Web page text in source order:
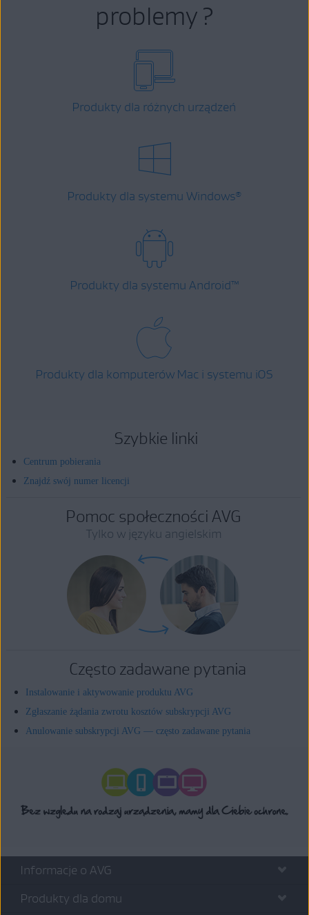
problemy ?
Produkty dla różnych urządzeń
Produkty dla systemu Windows®
Produkty dla systemu Android™
Produkty dla komputerów Mac i systemu iOS
Szybkie linki
Centrum pobierania
Znajdź swój numer licencji
Pomoc społeczności AVG
Tylko w języku angielskim
Często zadawane pytania
Instalowanie i aktywowanie produktu AVG
Zgłaszanie żądania zwrotu kosztów subskrypcji AVG
Anulowanie subskrypcji AVG — często zadawane pytania
Informacje o AVG
Produkty dla domu